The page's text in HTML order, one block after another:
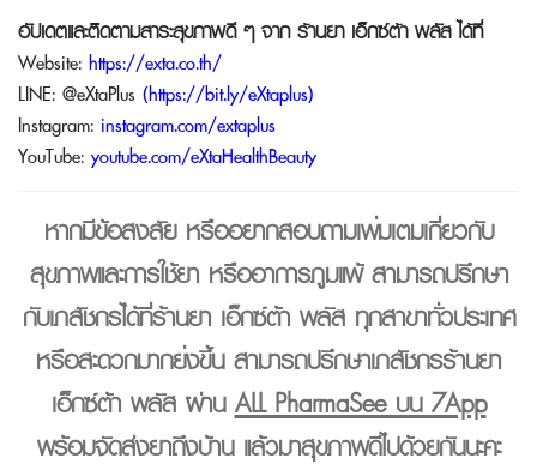
อัปเดตและติดตามสาระสุขภาพดี ๆ จากร้านยา เอ็กซ์ต้า พลัสได้ที่
Website: https://exta.co.th/
LINE: @eXtaPlus (https://bit.ly/eXtaplus)
Instagram: instagram.com/extaplus
YouTube: youtube.com/eXtaHealthBeauty
หากมีข้อสงสัย หรืออยากสอบถามเพิ่มเติมเกี่ยวกับ
สุขภาพและการใช้ยา หรืออาการภูมิแพ้ สามารถปรึกษา
กับเภสัชกรได้ที่ร้านยา เอ็กซ์ต้า พลัสทุกสาขาทั่วประเทศ
หรือสะดวกมากยิ่งขึ้น สามารถปรึกษาเภสัชกรร้านยา
เอ็กซ์ต้า พลัส ผ่านALL PharmaSee บน 7App
พร้อมจัดส่งยาถึงบ้าน แล้วมาสุขภาพดีไปด้วยกันนะคะ